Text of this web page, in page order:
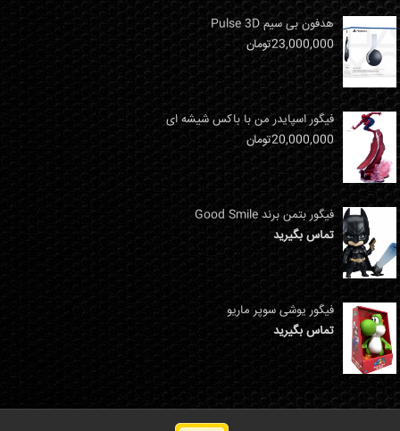
هدفون بی سیم Pulse 3D
23,000,000تومان
فیگور اسپایدر من با باکس شیشه ای
20,000,000تومان
فیگور بتمن برند Good Smile
تماس بگیرید
فیگور یوشی سوپر ماریو
تماس بگیرید